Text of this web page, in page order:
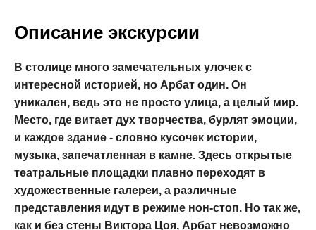
Описание экскурсии
В столице много замечательных улочек с
интересной историей, но Арбат один. Он
уникален, ведь это не просто улица, а целый мир.
Место, где витает дух творчества, бурлят эмоции,
и каждое здание - словно кусочек истории,
музыка, запечатленная в камне. Здесь открытые
театральные площадки плавно переходят в
художественные галереи, а различные
представления идут в режиме нон-стоп. Но так же,
как и без стены Виктора Цоя, Арбат невозможно